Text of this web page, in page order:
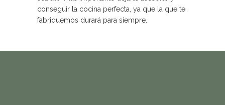
conseguir la cocina perfecta, ya que la que te
fabriquemos durará para siempre.